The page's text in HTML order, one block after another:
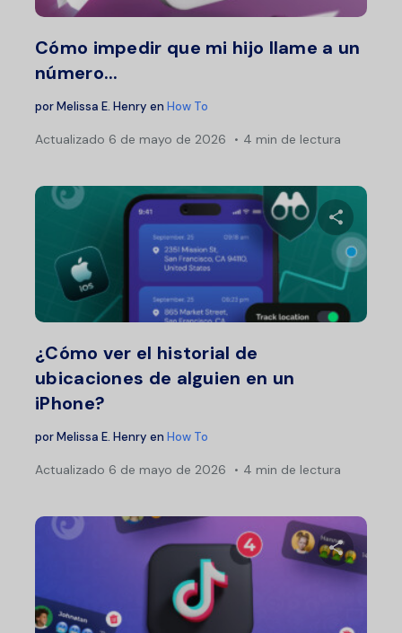
Cómo impedir que mi hijo llame a un
número...
porMelissa E. Henry en How To
Actualizado 6 de mayo de 2026 4 min de lectura
¿Cómo ver el historial de
ubicaciones de alguien en un
iPhone?
porMelissa E. Henry en How To
Actualizado 6 de mayo de 2026 4 min de lectura